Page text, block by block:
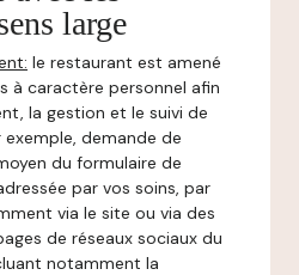
large
le restaurant est amené
à caractère personnel afin
la gestion et le suivi de
demande de
du formulaire de
par vos soins, par
via le site ou via des
de réseaux sociaux du
notamment la